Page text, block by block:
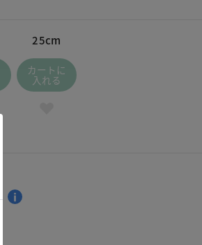
25cm
カートに
入れる